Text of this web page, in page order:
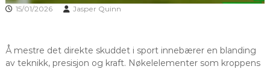
15/01/2026 Jasper Quinn
Å mestre det direkte skuddet i sport innebærer en blanding
av teknikk, presisjon og kraft. Nøkelelementer som kroppens